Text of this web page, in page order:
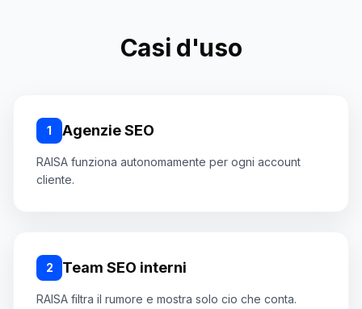
Casi d'uso
1 Agenzie SEO
RAISA funziona autonomamente per ogni account
cliente.
2 Team SEO interni
RAISA filtra il rumore e mostra solo cio che conta.